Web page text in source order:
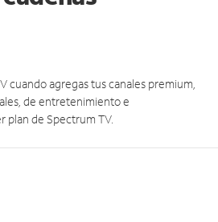
cuando agregas tus canales premium,
de entretenimiento e
plan de Spectrum TV.